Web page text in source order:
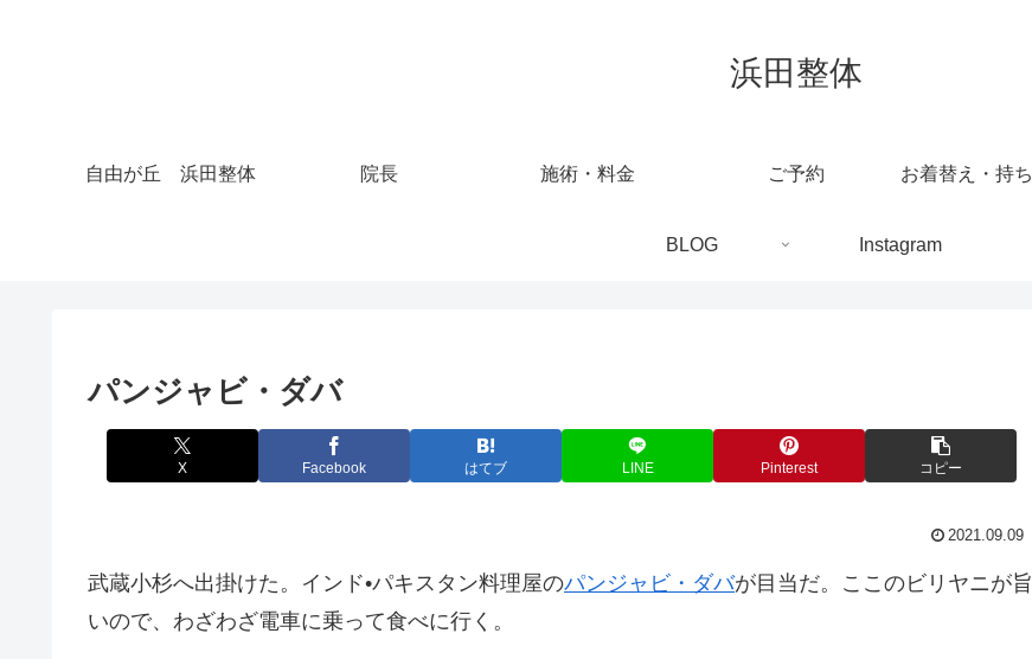
浜田整体
自由が丘 浜田整体 院長 施術・料金 ご予約
BLOG Instagram
パンジャビ・ダバ
X Facebook はてブ LINE Pinterest コピー
2021.09.09
武蔵小杉へ出掛けた。インド•パキスタン料理屋のパンジャビ・ダバが目当だ。ここのビリヤニが旨
いので、わざわざ電車に乗って食べに行く。